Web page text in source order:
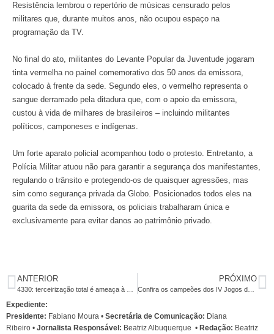
Resistência lembrou o repertório de músicas censurado pelos
militares que, durante muitos anos, não ocupou espaço na
programação da TV.
No final do ato, militantes do Levante Popular da Juventude jogaram
tinta vermelha no painel comemorativo dos 50 anos da emissora,
colocado à frente da sede. Segundo eles, o vermelho representa o
sangue derramado pela ditadura que, com o apoio da emissora,
custou à vida de milhares de brasileiros – incluindo militantes
políticos, camponeses e indígenas.
Um forte aparato policial acompanhou todo o protesto. Entretanto, a
Polícia Militar atuou não para garantir a segurança dos manifestantes,
regulando o trânsito e protegendo-os de quaisquer agressões, mas
sim como segurança privada da Globo. Posicionados todos eles na
guarita da sede da emissora, os policiais trabalharam única e
exclusivamente para evitar danos ao patrimônio privado.
ANTERIOR PRÓXIMO
Confira os campeões dos IV Jogos dos Bancários
Expediente:
Presidente: Fabiano Moura • Secretária de Comunicação: Diana
Ribeiro • Jornalista Responsável: Beatriz Albuquerque • Redação: Beatriz